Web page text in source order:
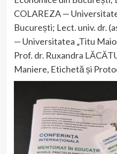
COLAREZA —
București; Lect. univ. dr.
— Universitatea „Titu
Prof. dr. Ruxandra
Maniere, Etichetă și